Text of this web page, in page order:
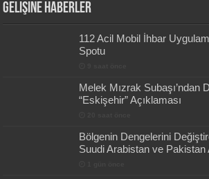
Gelişine Haberler
112 Acil Mobil İhbar
Spotu
Melek Mızrak Subaşı’ndan
“Eskişehir” Açıklaması
Bölgenin Dengelerini
Suudi Arabistan ve Pakistan